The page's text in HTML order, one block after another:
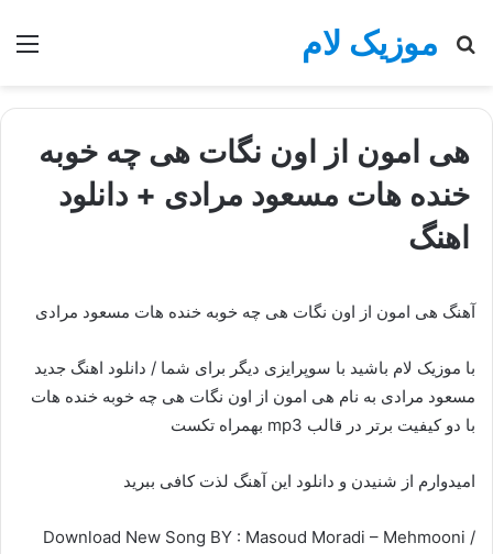
موزیک لام
جستجو
هی امون از اون نگات هی چه خوبه
خنده هات مسعود مرادی + دانلود
اهنگ
آهنگ هی امون از اون نگات هی چه خوبه خنده هات مسعود مرادی
با موزیک لام باشید با سوپرایزی دیگر برای شما / دانلود اهنگ جدید
مسعود مرادی به نام هی امون از اون نگات هی چه خوبه خنده هات
با دو کیفیت برتر در قالب mp3 بهمراه تکست
امیدوارم از شنیدن و دانلود این آهنگ لذت کافی ببرید
Download New Song BY : Masoud Moradi – Mehmooni /